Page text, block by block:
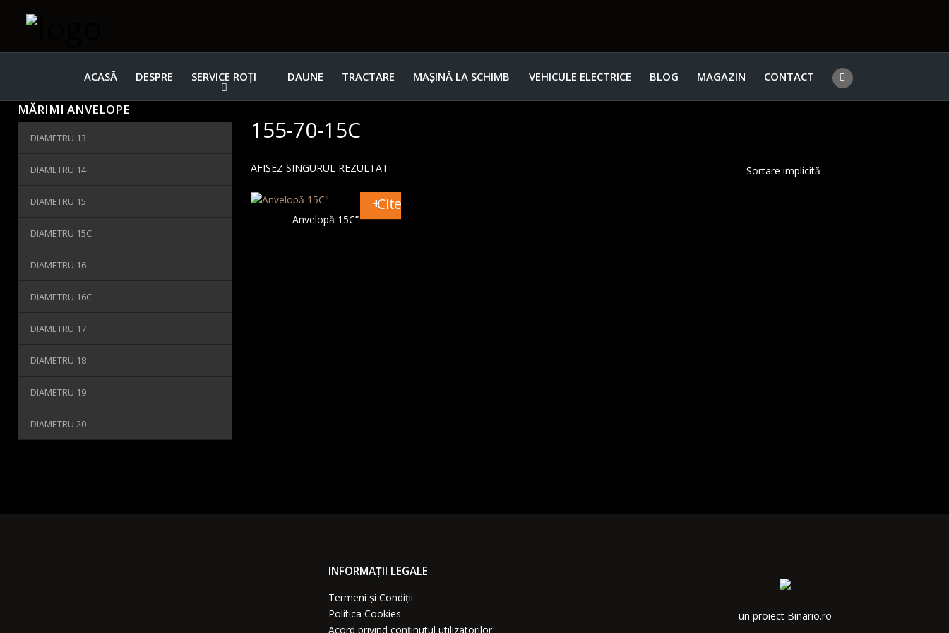
ACASĂ DESPRE SERVICE ROȚI DAUNE TRACTARE MAȘINĂ LA SCHIMB VEHICULE ELECTRICE BLOG MAGAZIN CONTACT
MĂRIMI ANVELOPE
DIAMETRU 13
DIAMETRU 14
DIAMETRU 15
DIAMETRU 15C
DIAMETRU 16
DIAMETRU 16C
DIAMETRU 17
DIAMETRU 18
DIAMETRU 19
DIAMETRU 20
155-70-15C
AFIȘEZ SINGURUL REZULTAT
Anvelopă 15C”
Citește mai mult
INFORMAȚII LEGALE
Termeni și Condiții
Politica Cookies
Acord privind conținutul utilizatorilor
un proiect Binario.ro